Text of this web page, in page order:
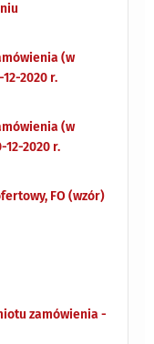
(w
2020 r.
(w
2020 r.
FO (wzór)
zamówienia -